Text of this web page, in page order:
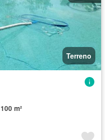
Terreno
100 m²